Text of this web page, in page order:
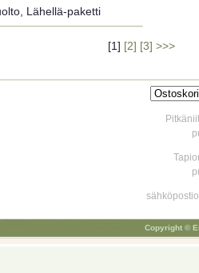
Lähellä-paketti
[1] [2] [3] >>>
Copyright ©